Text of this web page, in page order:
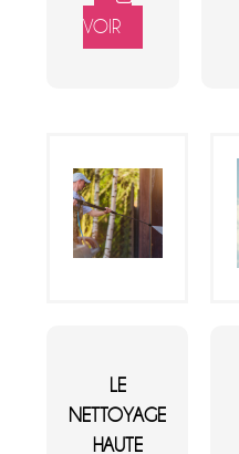
VOIR
LE
NETTOYAGE
HAUTE